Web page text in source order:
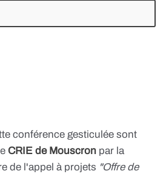
conférence gesticulée sont
CRIE de Mouscron par la
de l'appel à projets "Offre de